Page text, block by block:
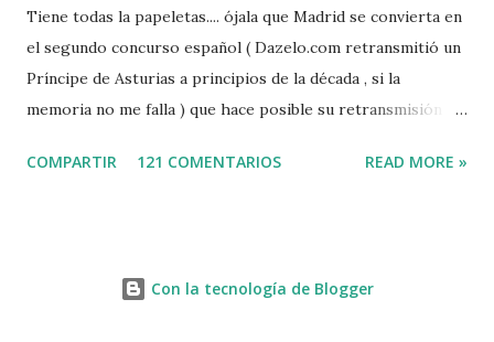
Tiene todas la papeletas.... ójala que Madrid se convierta en
el segundo concurso español ( Dazelo.com retransmitió un
Príncipe de Asturias a principios de la década , si la
memoria no me falla ) que hace posible su retransmisión via
mundo mundial...
COMPARTIR 121 COMENTARIOS READ MORE »
Con la tecnología de Blogger